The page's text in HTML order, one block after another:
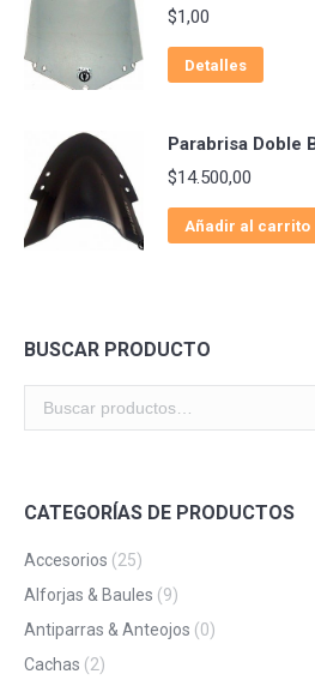
$1,00
Detalles
Parabrisa Doble
$14.500,00
Añadir al carrito
BUSCAR PRODUCTO
CATEGORÍAS DE PRODUCTOS
Accesorios (25)
Alforjas & Baules (9)
Antiparras & Anteojos (0)
Cachas (2)